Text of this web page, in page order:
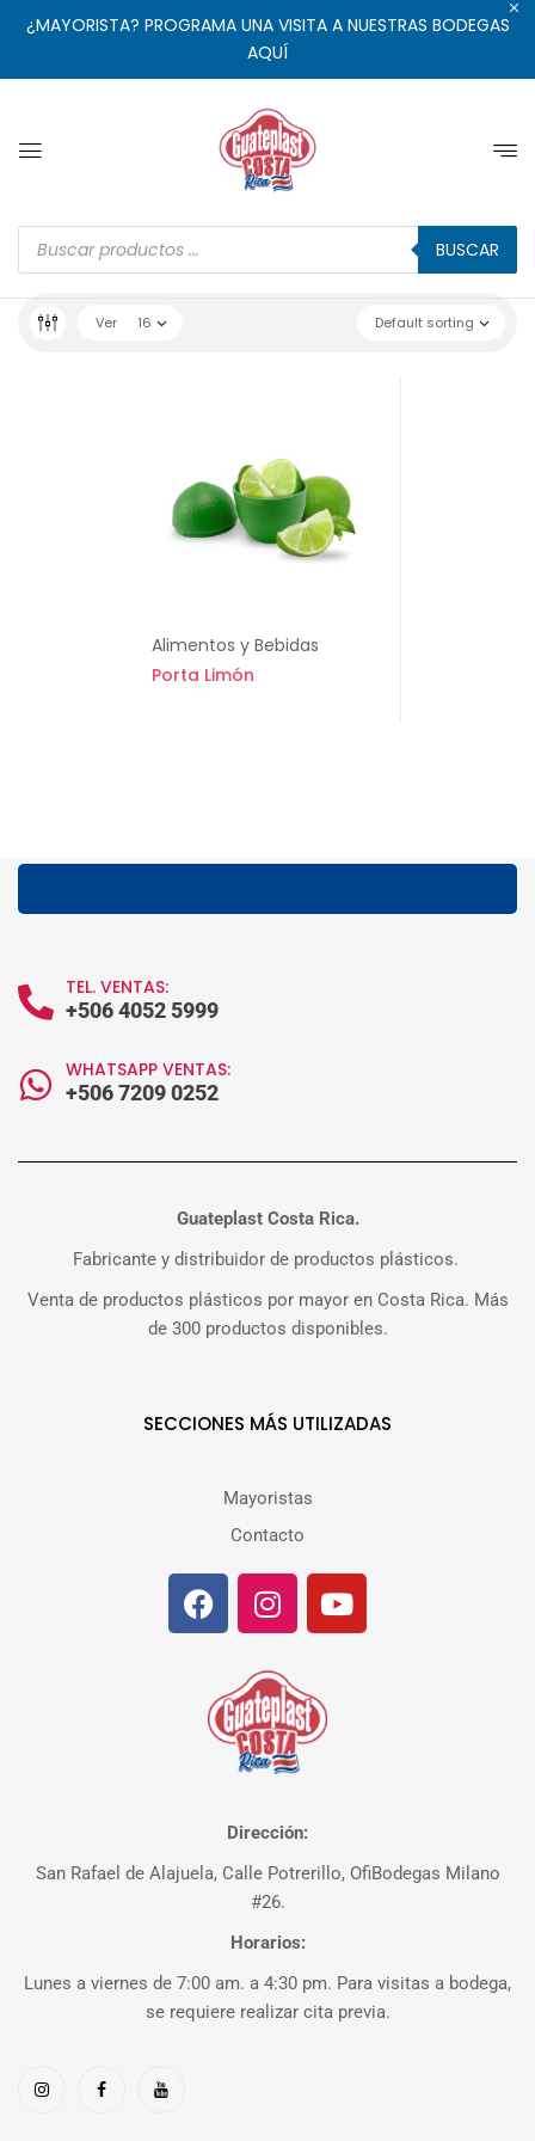
¿MAYORISTA? PROGRAMA UNA VISITA A NUESTRAS BODEGAS
AQUÍ
BUSCAR
Default sorting
Ver 16
Alimentos y Bebidas
Porta Limón
TEL. VENTAS:
+506 4052 5999
WHATSAPP VENTAS:
+506 7209 0252
Guateplast Costa Rica.
Fabricante y distribuidor de productos plásticos.
Venta de productos plásticos por mayor en Costa Rica. Más
de 300 productos disponibles.
SECCIONES MÁS UTILIZADAS
Mayoristas
Contacto
Dirección:
San Rafael de Alajuela, Calle Potrerillo, OfiBodegas Milano
#26.
Horarios:
Lunes a viernes de 7:00 am. a 4:30 pm. Para visitas a bodega,
se requiere realizar cita previa.